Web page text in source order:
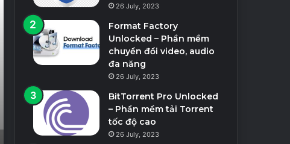
7 September, 2023
Movavi Slideshow
Windows And Mac OS –
Slideshow
26 July, 2023
Format Factory
Unlocked – Phần mềm
chuyển đổi video, audio
đa năng
26 July, 2023
BitTorrent Pro Unlocked
– Phần mềm tải Torrent
tốc độ cao
26 July, 2023